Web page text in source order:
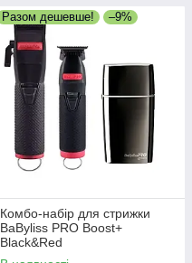
Разом дешевше! –9%
Комбо-набір для стрижки
BaByliss PRO Boost+
Black&Red
(FX8700RBPE+FX7870RBPE+